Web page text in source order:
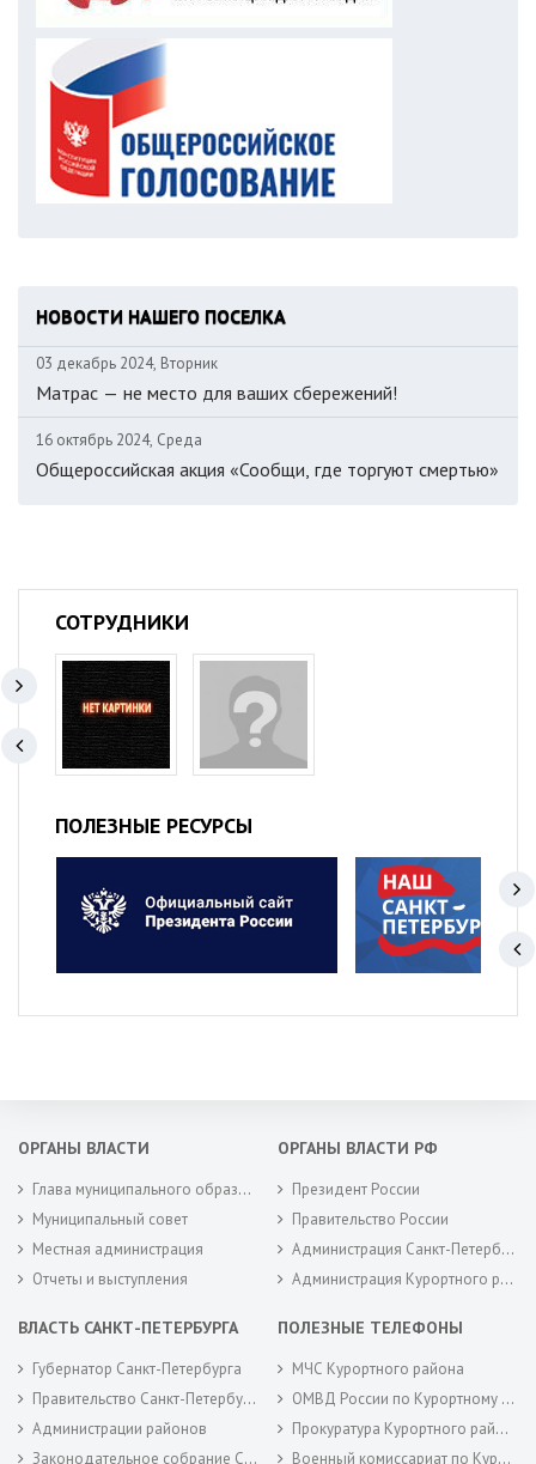
НОВОСТИ НАШЕГО ПОСЕЛКА
03 декабрь 2024, Вторник
Матрас — не место для ваших сбережений!
16 октябрь 2024, Среда
Общероссийская акция «Сообщи, где торгуют смертью»
СОТРУДНИКИ
ПОЛЕЗНЫЕ РЕСУРСЫ
ОРГАНЫ ВЛАСТИ
Глава муниципального образования
Муниципальный совет
Местная администрация
Отчеты и выступления
ОРГАНЫ ВЛАСТИ РФ
Президент России
Правительство России
Администрация Санкт-Петербурга
Администрация Курортного района Санкт-Петербурга
ВЛАСТЬ САНКТ-ПЕТЕРБУРГА
Губернатор Санкт-Петербурга
Правительство Санкт-Петербурга
Администрации районов
Законодательное собрание Санкт-Петербурга
ПОЛЕЗНЫЕ ТЕЛЕФОНЫ
МЧС Курортного района
ОМВД России по Курортному району
Прокуратура Курортного района
Военный комиссариат по Курортному районам города Санкт-Петербурга